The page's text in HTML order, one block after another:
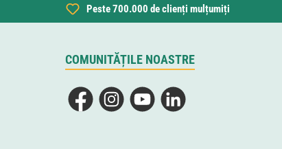
Peste 700.000 de clienți mulțumiți
COMUNITĂȚILE NOASTRE
FacebookInstagramYouTubeLinkedIn